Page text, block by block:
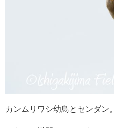
カンムリワシ幼鳥とセンダン。